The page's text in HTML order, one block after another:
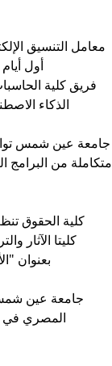
أول
فريق كلية
الذكاء
جامعة عين شمس
متكاملة من البرامج
كلية الحقوق
كليتا الآثار
بعنوان
جامعة عين
المصري في